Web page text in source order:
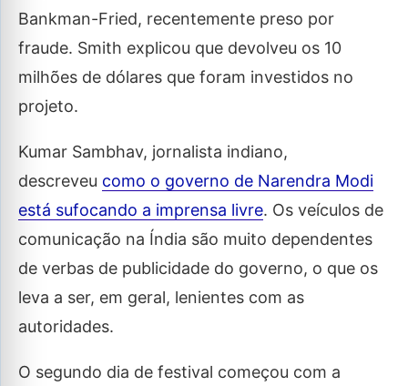
Bankman-Fried, recentemente preso por
fraude. Smith explicou que devolveu os 10
milhões de dólares que foram investidos no
projeto.
Kumar Sambhav, jornalista indiano,
descreveu como o governo de Narendra Modi
está sufocando a imprensa livre. Os veículos de
comunicação na Índia são muito dependentes
de verbas de publicidade do governo, o que os
leva a ser, em geral, lenientes com as
autoridades.
O segundo dia de festival começou com a